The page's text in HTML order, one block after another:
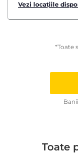
Vezi locațiile
*Toate
Toate